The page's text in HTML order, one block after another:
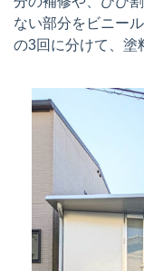
ない部分をビニー
の3回に分けて、塗